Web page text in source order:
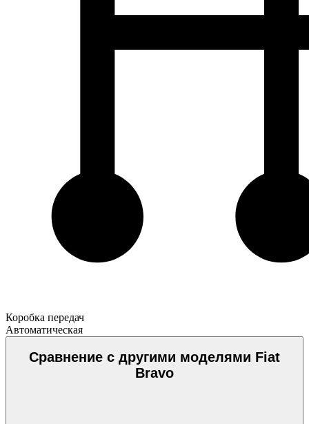
Коробка передач
Автоматическая
Сравнение с другими моделями Fiat
Bravo